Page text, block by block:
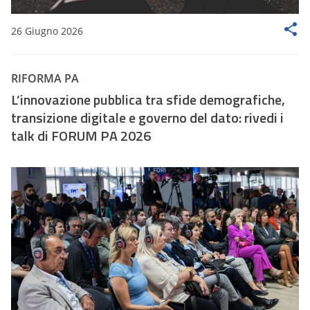
26 Giugno 2026
RIFORMA PA
L’innovazione pubblica tra sfide demografiche,
transizione digitale e governo del dato: rivedi i
talk di FORUM PA 2026